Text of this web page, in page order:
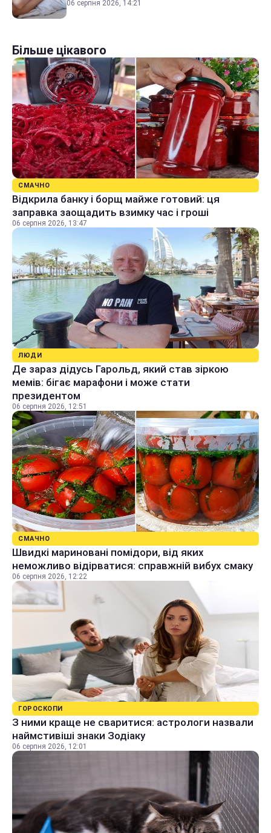
06 серпня 2026, 14:21
Більше цікавого
СМАЧНО
Відкрила банку і борщ майже готовий: ця
заправка заощадить взимку час і гроші
06 серпня 2026, 13:47
ЛЮДИ
Де зараз дідусь Гарольд, який став зіркою
мемів: бігає марафони і може стати
президентом
06 серпня 2026, 12:51
СМАЧНО
Швидкі мариновані помідори, від яких
неможливо відірватися: справжній вибух смаку
06 серпня 2026, 12:22
ГОРОСКОПИ
З ними краще не сваритися: астрологи назвали
наймстивіші знаки Зодіаку
06 серпня 2026, 12:01